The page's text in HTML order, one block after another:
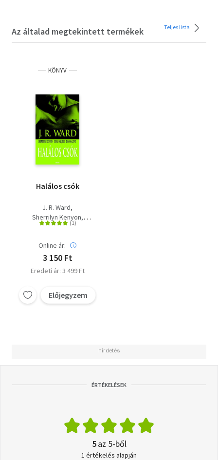
Az általad megtekintett termékek Teljes lista
KÖNYV
Halálos csók
J. R. Ward
Sherrilyn Kenyon
S. Squires D. Love
Online ár:
3 150 Ft
Eredeti ár: 3 499 Ft
Előjegyzem
ÉRTÉKELÉSEK
5az 5-ből
1 értékelés alapján